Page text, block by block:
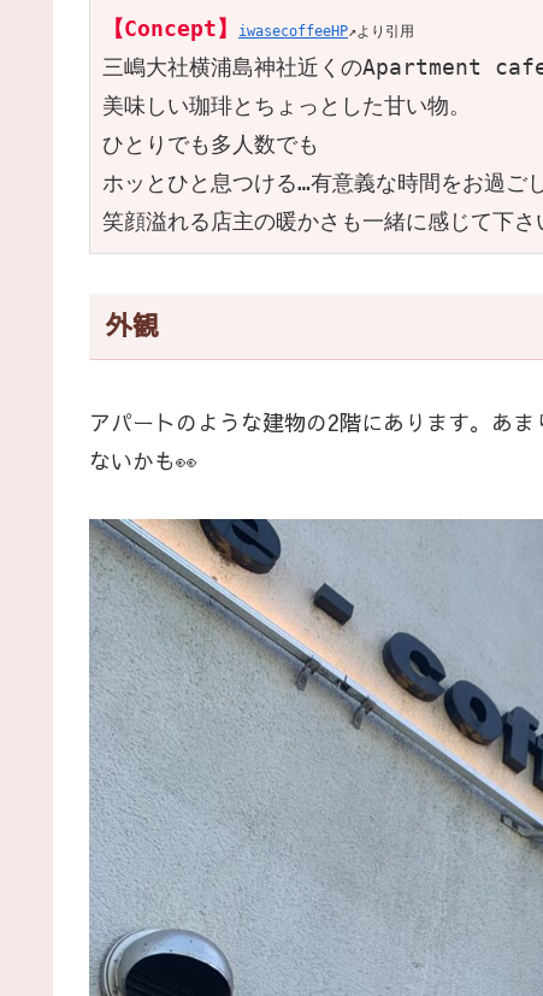
【Concept】 iwasecoffeeHP↗より引用
三嶋大社横浦島神社近くのApartment
美味しい珈琲とちょっとした甘い物。
ひとりでも多人数でも
ホッとひと息つける…有意義な時間をお過ご
笑顔溢れる店主の暖かさも一緒に感じて下さ
外観
アパートのような建物の2階にあります。あ
ないかも👀